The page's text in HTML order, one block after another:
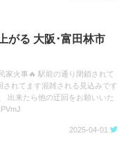
がる 大阪･富田林市
家火事🔥 駅前の通り閉鎖されて
されてます混雑される見込みです
出来たら他の迂回をお願いいた
2025-04-01